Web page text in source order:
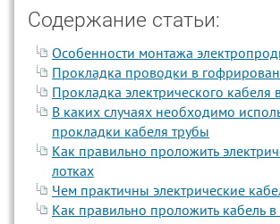
Содержание статьи:
Особенности монтажа
Прокладка проводки в
Прокладка электрического кабеля
В каких случаях необходимо
прокладки кабеля трубы
Как правильно проложить
лотках
Чем практичны электрические
Как правильно проложить кабель